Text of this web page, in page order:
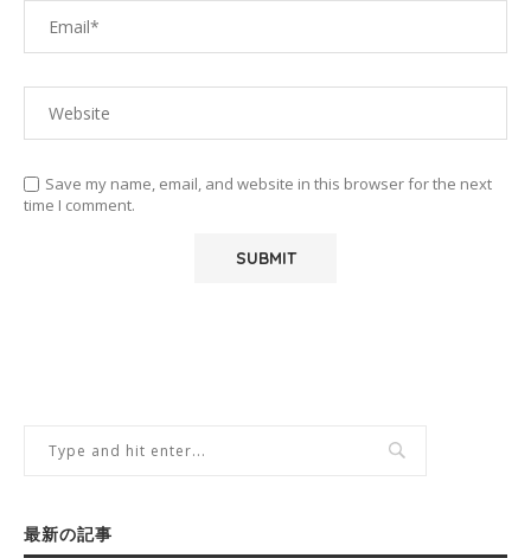
Save my name, email, and website in this browser for the next
time I comment.
最新の記事